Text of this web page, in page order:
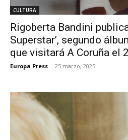
CULTURA
Rigoberta Bandini
Superstar’, segundo
que visitará A Coruña el
Europa Press - 25 marzo, 2025